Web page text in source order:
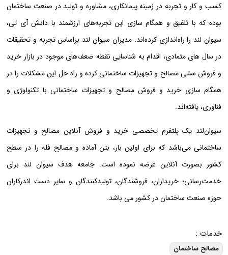
کسب و کار و تجربه در زمینه پیمانکاری، مشاوره و تولید در صنعت ساختمان
بوده که با تلفیق و همگام سازی این تجربه‌های ارزشمند با دانش آی تی،
سیوان لند را راه‌اندازی کرده‌اند. مدیران سیوان لند براساس تجربه و تحقیقات
در سال های متمادی، اقدام به شناسایی نقطه ضعف‌های موجود در بازار خرید
و فروش سنتی مصالح و تجهیزات ساختمانی کرده‌ و راه حل این مشکلات را در
همگام سازی خرید و فروش مصالح و تجهیزات ساختمانی با تکنولوژی و
فناوری، یافته‌اند.
سیوان‌لند یک پلتفرم تخصصی خرید و فروش آنلاین مصالح و تجهیزات
ساختمانی می‌باشد که برای اولین بار، بتن آماده و مصالح فله را در سطح
کشور بصورت آنلاین عرضه نموده است. جامعه هدف سیوان لند برای
خدمت‌رسانی؛ خریداران، فروشندگان، تولیدکنندگان و سایر دست اندرکاران
حوزه صنعت ساختمان در کشور می باشد.
خدمات :
مصالح ساختمان